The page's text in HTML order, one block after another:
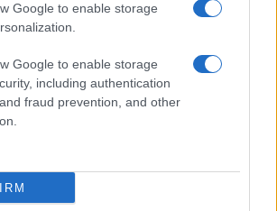
Google to enable storage
Google to enable storage
including authentication
fraud prevention, and other